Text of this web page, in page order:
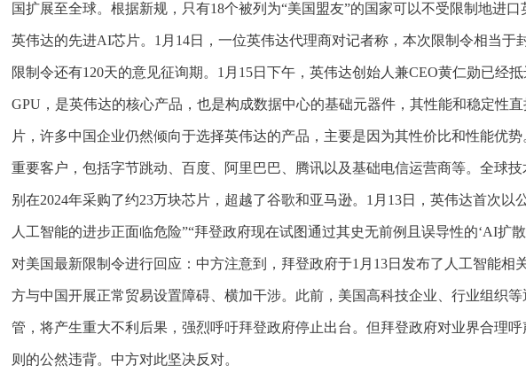
国扩展至全球。根据新规，只有18个被列为“美国盟友”的国家可以不受限制地进
英伟达的先进AI芯片。1月14日，一位英伟达代理商对记者称，本次限制令相当
限制令还有120天的意见征询期。1月15日下午，英伟达创始人兼CEO黄仁勋已
GPU，是英伟达的核心产品，也是构成数据中心的基础元器件，其性能和稳定性
片，许多中国企业仍然倾向于选择英伟达的产品，主要是因为其性价比和性能优
重要客户，包括字节跳动、百度、阿里巴巴、腾讯以及基础电信运营商等。全球
别在2024年采购了约23万块芯片，超越了谷歌和亚马逊。1月13日，英伟达首次
人工智能的进步正面临危险”“拜登政府现在试图通过其史无前例且误导性的‘AI
对美国最新限制令进行回应：中方注意到，拜登政府于1月13日发布了人工智能
方与中国开展正常贸易设置障碍、横加干涉。此前，美国高科技企业、行业组织
管，将产生重大不利后果，强烈呼吁拜登政府停止出台。但拜登政府对业界合理
则的公然违背。中方对此坚决反对。